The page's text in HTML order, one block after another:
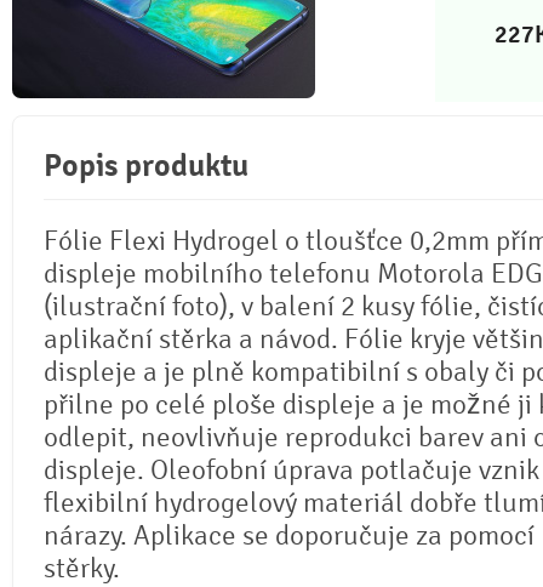
227
Popis produktu
Fólie Flexi Hydrogel o tloušťce 0,2mm
displeje mobilního telefonu Motorola
(ilustrační foto), v balení 2 kusy fólie,
aplikační stěrka a návod. Fólie kryje
displeje a je plně kompatibilní s obaly či
přilne po celé ploše displeje a je možné ji
odlepit, neovlivňuje reprodukci barev ani
displeje. Oleofobní úprava potlačuje
flexibilní hydrogelový materiál dobře
nárazy. Aplikace se doporučuje za
stěrky.